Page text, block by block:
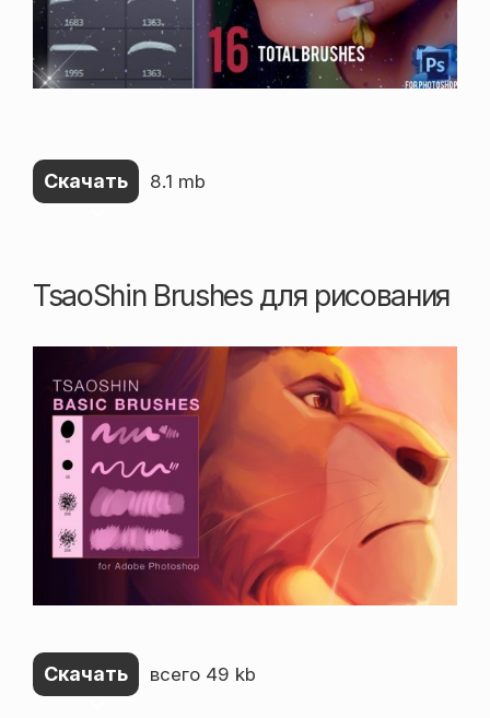
Скачать 8.1 mb
TsaoShin Brushes для рисования
Скачать всего 49 kb